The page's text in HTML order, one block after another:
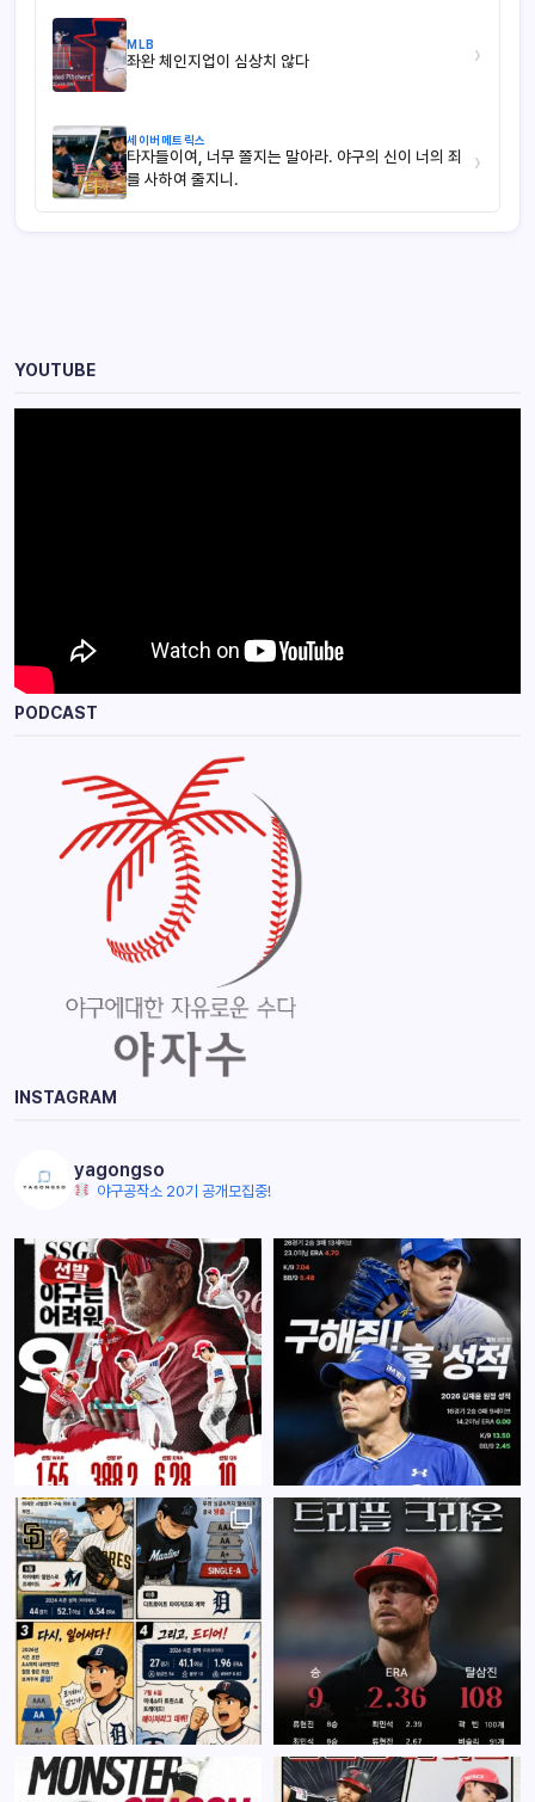
MLB
좌완 체인지업이 심상치 않다 ›
세이버메트릭스
타자들이여, 너무 쫄지는 말아라. 야구의 신이 너의 죄
를 사하여 줄지니.
›
YOUTUBE
PODCAST
INSTAGRAM
yagongso
야구공작소 20기 공개모집중!